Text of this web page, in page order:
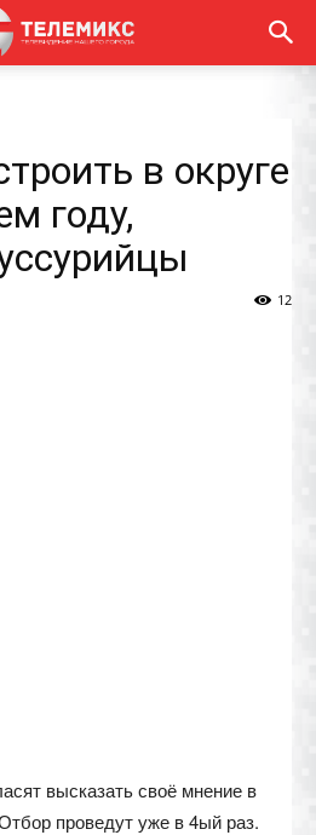
в округе
году,
12
высказать своё мнение в
проведут уже в 4ый раз.